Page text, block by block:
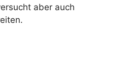
aber auch